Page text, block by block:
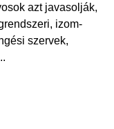
azt javasolják,
izom-
szervek,